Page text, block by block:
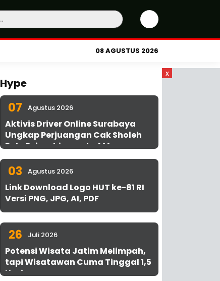
08 AGUSTUS 2026
x
Hype
07 Agustus 2026
Aktivis Driver Online Surabaya
Ungkap Perjuangan Cak Sholeh
Bela Driver hingga ke MA
03 Agustus 2026
Link Download Logo HUT ke-81 RI
Versi PNG, JPG, AI, PDF
26 Juli 2026
Potensi Wisata Jatim Melimpah,
tapi Wisatawan Cuma Tinggal 1,5
Hari